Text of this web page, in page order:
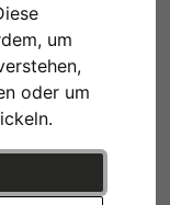
um
oder um